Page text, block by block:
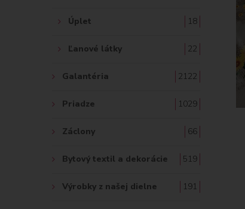
Úplet 18
Ľanové látky 22
Galantéria 2122
Priadze 1029
Záclony 66
Bytový textil a dekorácie 519
Výrobky z našej dielne 191